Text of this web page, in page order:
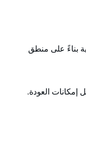
بناءً على منطق
إمكانات العودة.